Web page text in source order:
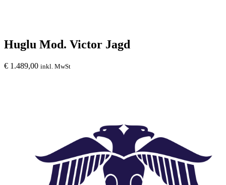
Huglu Mod. Victor Jagd
€ 1.489,00 inkl. MwSt